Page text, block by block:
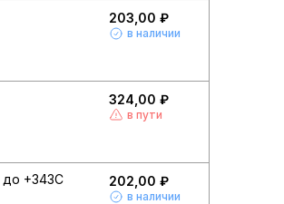
203,00 ₽
в наличии
324,00 ₽
в пути
до +343С
202,00 ₽
в наличии